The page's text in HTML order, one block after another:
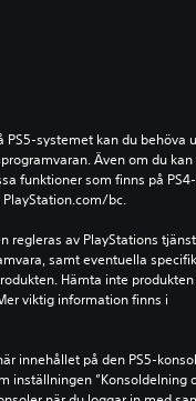
systemet kan du behöva
Även om du
funktioner som finns på
bc.
regleras av PlayStations
samt eventuella
Hämta inte
viktig information finns i
innehållet på den PS5-
inställningen ”Konsoldelning